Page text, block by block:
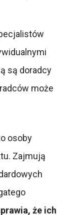
są doradcy
może
osoby
Zajmują
że ich